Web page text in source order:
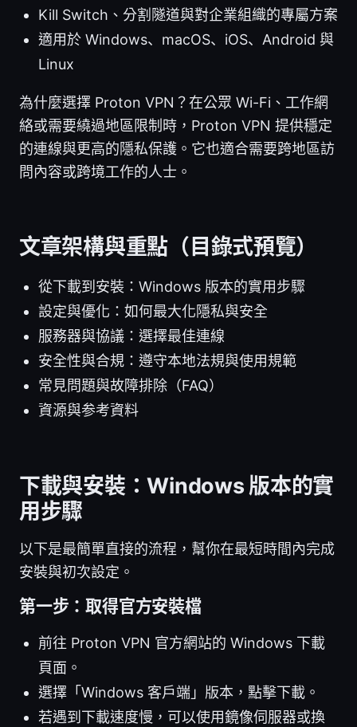
Kill Switch、分割隧道與對企業組織的專屬方案
適用於 Windows、macOS、iOS、Android 與
Linux
為什麼選擇 Proton VPN？在公眾 Wi-Fi、工作網
絡或需要繞過地區限制時，Proton VPN 提供穩定
的連線與更高的隱私保護。它也適合需要跨地區訪
問內容或跨境工作的人士。
文章架構與重點（目錄式預覽）
從下載到安裝：Windows 版本的實用步驟
設定與優化：如何最大化隱私與安全
服務器與協議：選擇最佳連線
安全性與合規：遵守本地法規與使用規範
常見問題與故障排除（FAQ）
資源與参考資料
下載與安裝：Windows 版本的實
用步驟
以下是最簡單直接的流程，幫你在最短時間內完成
安裝與初次設定。
第一步：取得官方安裝檔
前往 Proton VPN 官方網站的 Windows 下載
頁面。
選擇「Windows 客戶端」版本，點擊下載。
若遇到下載速度慢，可以使用鏡像伺服器或換